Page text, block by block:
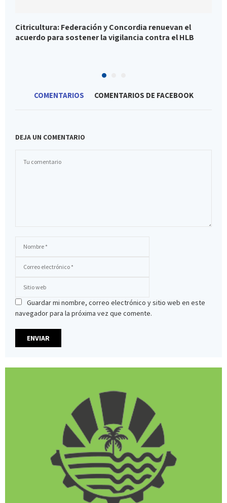
Citricultura: Federación y Concordia renuevan el
acuerdo para sostener la vigilancia contra el HLB
COMENTARIOS COMENTARIOS DE FACEBOOK
DEJA UN COMENTARIO
Guardar mi nombre, correo electrónico y sitio web en este
navegador para la próxima vez que comente.